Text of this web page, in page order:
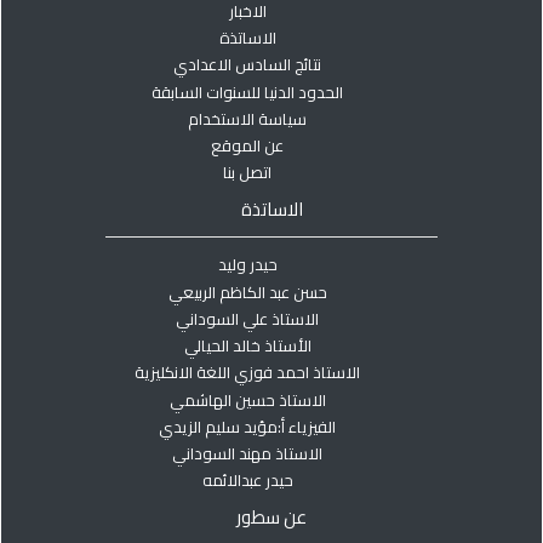
الاخبار
الاساتذة
نتائج السادس الاعدادي
الحدود الدنيا للسنوات السابقة
سياسة الاستخدام
عن الموقع
اتصل بنا
الاساتذة
حيدر وليد
حسن عبد الكاظم الربيعي
الاستاذ علي السوداني
الأستاذ خالد الحيالي
الاستاذ احمد فوزي اللغة الانكليزية
الاستاذ حسين الهاشمي
الفيزياء أ:مؤيد سليم الزيدي
الاستاذ مهند السوداني
حيدر عبدالائمه
عن سطور